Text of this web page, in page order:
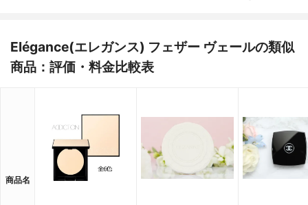
Elégance(エレガンス) フェザー ヴェールの類似
商品：評価・料金比較表
商品名